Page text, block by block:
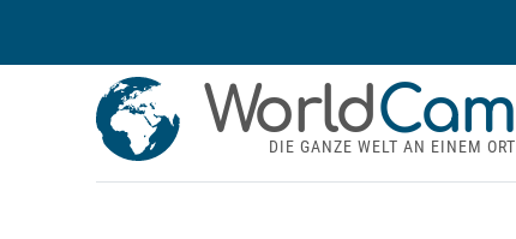
WorldCam
DIE GANZE WELT AN EINEM ORT